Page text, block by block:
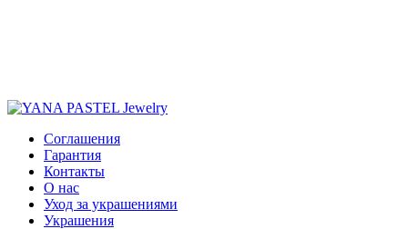
Соглашения
Гарантия
Контакты
О нас
Уход за украшениями
Украшения